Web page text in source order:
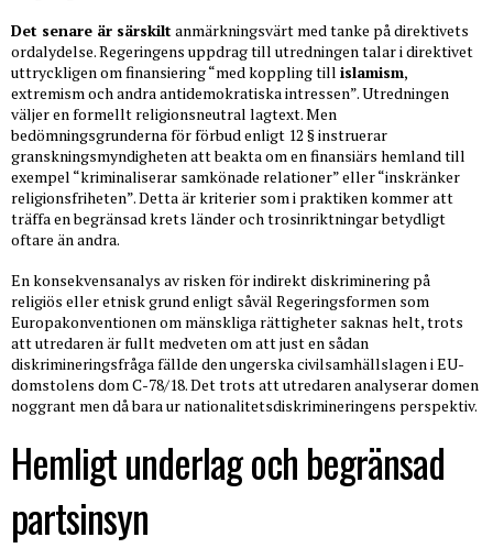
Det senare är särskiltanmärkningsvärt med tanke på direktivets
ordalydelse. Regeringens uppdrag till utredningen talar i direktivet
uttryckligen om finansiering “med koppling till islamism,
extremism och andra antidemokratiska intressen”. Utredningen
väljer en formellt religionsneutral lagtext. Men
bedömningsgrunderna för förbud enligt 12 § instruerar
granskningsmyndigheten att beakta om en finansiärs hemland till
exempel “kriminaliserar samkönade relationer” eller “inskränker
religionsfriheten”. Detta är kriterier som i praktiken kommer att
träffa en begränsad krets länder och trosinriktningar betydligt
oftare än andra.
En konsekvensanalys av risken för indirekt diskriminering på
religiös eller etnisk grund enligt såväl Regeringsformen som
Europakonventionen om mänskliga rättigheter saknas helt, trots
att utredaren är fullt medveten om att just en sådan
diskrimineringsfråga fällde den ungerska civilsamhällslagen i EU-
domstolens dom C-78/18. Det trots att utredaren analyserar domen
noggrant men då bara ur nationalitetsdiskrimineringens perspektiv.
Hemligt underlag och begränsad
partsinsyn